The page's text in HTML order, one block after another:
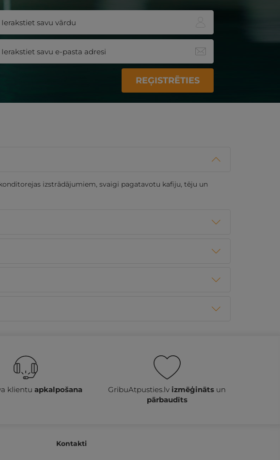
REĢISTRĒTIES
izstrādājumiem, svaigi pagatavotu kafiju, tēju un
klientuapkalpošana GribuAtpusties.lv izmēģināts un
pārbaudīts
Kontakti